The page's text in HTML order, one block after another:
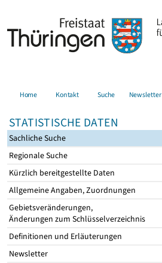
Home Kontakt Suche Newsletter
STATISTISCHE DATEN
Sachliche Suche
Regionale Suche
Kürzlich bereitgestellte Daten
Allgemeine Angaben, Zuordnungen
Gebietsveränderungen,
Änderungen zum Schlüsselverzeichnis
Definitionen und Erläuterungen
Newsletter